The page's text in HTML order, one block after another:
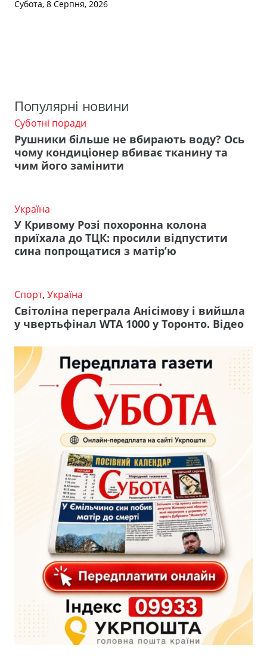
Субота, 8 Серпня, 2026
Популярні новини
Суботні поради
Рушники більше не вбирають воду? Ось
чому кондиціонер вбиває тканину та
чим його замінити
Україна
У Кривому Розі похоронна колона
приїхала до ТЦК: просили відпустити
сина попрощатися з матір’ю
Спорт, Україна
Світоліна переграла Анісімову і вийшла
у чвертьфінал WTA 1000 у Торонто. Відео